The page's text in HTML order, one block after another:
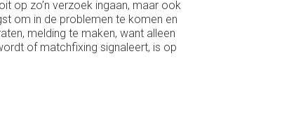
op zo’n verzoek ingaan, maar ook
om in de problemen te komen en
melding te maken, want alleen
of matchfixing signaleert, is op